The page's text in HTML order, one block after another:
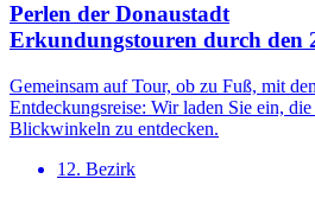
Perlen der Donaustadt
Erkundungs­touren durch den
Gemeinsam auf Tour, ob zu Fuß, mit
Entdeckungsreise: Wir laden Sie ein,
Blickwinkeln zu entdecken.
12. Bezirk